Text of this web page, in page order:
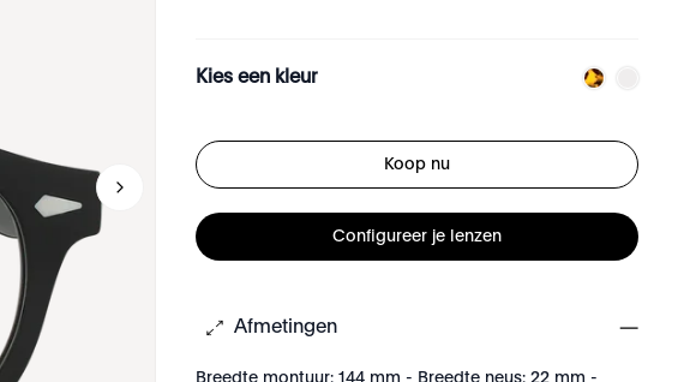
Kies een kleur
Koop nu
Configureer je lenzen
Afmetingen
Breedte montuur: 144 mm - Breedte neus: 22 mm -